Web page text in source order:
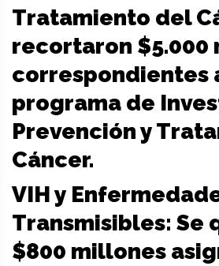
Tratamiento del
recortaron $5.000
correspondientes
programa de
Prevención y
Cáncer.
VIH y
Transmisibles: Se
$800 millones